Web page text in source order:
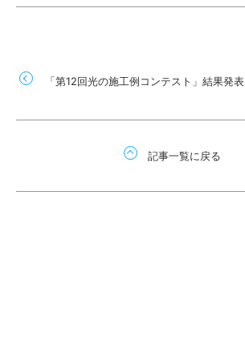
「第12回光の施工例コンテスト」結果発表
記事一覧に戻る